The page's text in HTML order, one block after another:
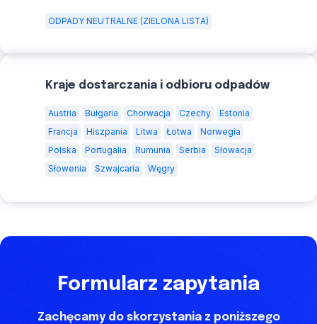
ODPADY NEUTRALNE (ZIELONA LISTA)
Kraje dostarczania i odbioru odpadów
Austria Bułgaria Chorwacja Czechy
Estonia
Francja
Hiszpania Litwa Łotwa
Norwegia
Polska
Portugalia Rumunia Serbia
Słowacja
Słowenia
Szwajcaria Węgry
Formularz zapytania
Zachęcamy do skorzystania z poniższego